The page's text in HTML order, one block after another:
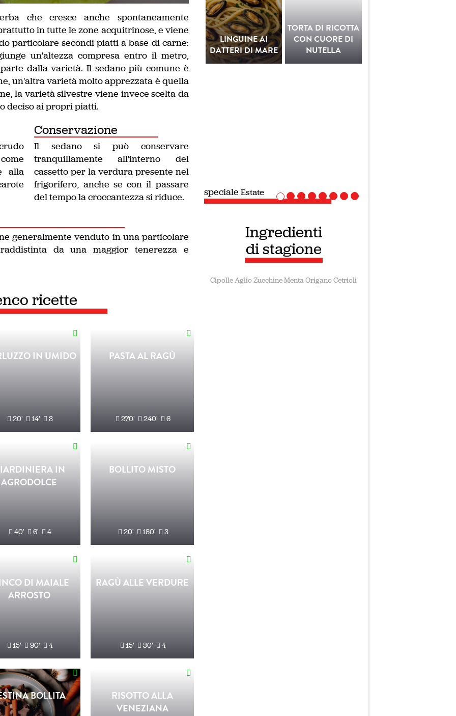
che cresce anche spontaneamente
in tutte le zone acquitrinose, e viene
particolare secondi piatti a base di carne:
un'altezza compresa entro il metro,
dalla varietà. Il sedano più comune è
un'altra varietà molto apprezzata è quella
la varietà silvestre viene invece scelta da
deciso ai propri piatti.
alla
Conservazione
Il sedano si può conservare
tranquillamente all'interno del
cassetto per la verdura presente nel
frigorifero, anche se con il passare
del tempo la croccantezza si riduce.
generalmente venduto in una particolare
da una maggior tenerezza e
ricette
IN UMIDO
20' 14' 3
PASTA AL RAGÙ
270' 240' 6
IN
AGRODOLCE
40' 6' 4
BOLLITO MISTO
20' 180' 3
DI MAIALE
ARROSTO
15' 90' 4
RAGÙ ALLE VERDURE
15' 30' 4
BOLLITA
RISOTTO ALLA
VENEZIANA
LINGUINE AI
DATTERI DI MARE
TORTA DI RICOTTA
CON CUORE DI
NUTELLA
speciale Estate specialeRicette Vegane
Ingredienti
di stagione
CipolleAglioZucchineMentaOriganoCetrioli